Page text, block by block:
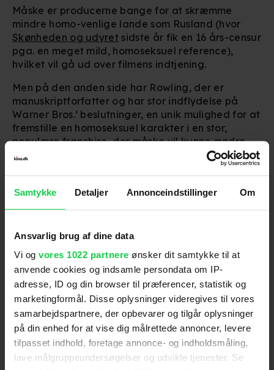
Samtykke Detaljer Annonceindstillinger Om
Ansvarlig brug af dine data
Vi og vores 1022 partnere ønsker dit samtykke til at
anvende cookies og indsamle persondata om IP-
adresse, ID og din browser til præferencer, statistik og
marketingformål. Disse oplysninger videregives til vores
samarbejdspartnere, der opbevarer og tilgår oplysninger
på din enhed for at vise dig målrettede annoncer, levere
tilpasset indhold, foretage annonce- og indholdsmåling,
lave målgruppeundersøgelser og udvikle tjenester. Se
Måske er producerne bange for at skræmme
mindre homo-venlige lande som Rusland (hvor
Skønheden og udyret sidste år fik en 16 års-censur
pga. en meget mild, homoseksuel reference),
hvilket vil gå ud over filmens indtjening.
Men på den anden side har Rowling, der er
manuskriptforfatter og har stor indflydelse på
Warner Bros.’ beslutninger, en unik mulighed for at
fremstille en homoseksuel karakter i en stor,
populære franchise, der måske vil kunne ændre
homofobers opfattelse. Men nej...
Fantastiske skabninger: Grindelwalds forbrydelser
får premiere den 15. november.
Følg os for de seneste nyheder, konkurrencer
samt film- og serietips:
Mest læste nyheder